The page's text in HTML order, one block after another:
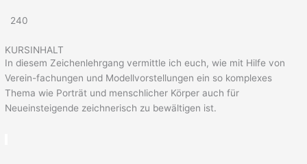
240
KURSINHALT
In diesem Zeichenlehrgang vermittle ich euch, wie mit Hilfe von
Verein-fachungen und Modellvorstellungen ein so komplexes
Thema wie Porträt und menschlicher Körper auch für
Neueinsteigende zeichnerisch zu bewältigen ist.